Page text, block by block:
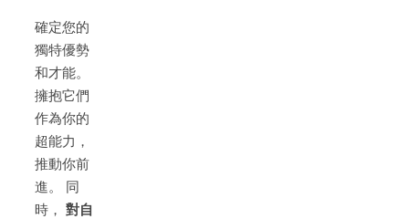
確定您的
獨特優勢
和才能。
擁抱它們
作為你的
超能力，
推動你前
進。 同
時， 對自